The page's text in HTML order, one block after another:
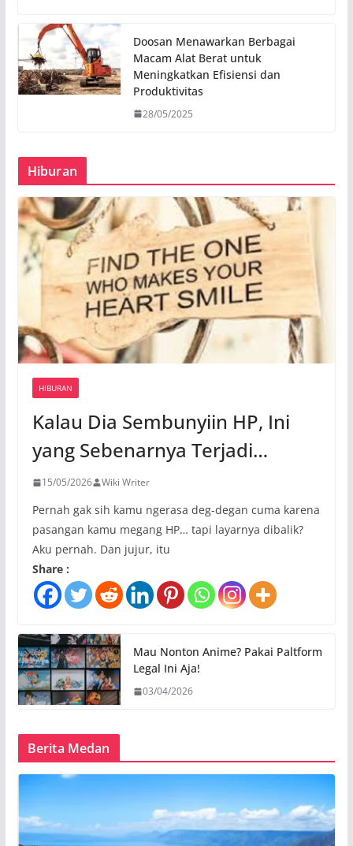
Doosan Menawarkan Berbagai
Macam Alat Berat untuk
Meningkatkan Efisiensi dan
Produktivitas
28/05/2025
Hiburan
HIBURAN
Kalau Dia Sembunyiin HP, Ini
yang Sebenarnya Terjadi…
15/05/2026 Wiki Writer
Pernah gak sih kamu ngerasa deg-degan cuma karena
pasangan kamu megang HP… tapi layarnya dibalik?
Aku pernah. Dan jujur, itu
Share :
Mau Nonton Anime? Pakai Paltform
Legal Ini Aja!
03/04/2026
Berita Medan